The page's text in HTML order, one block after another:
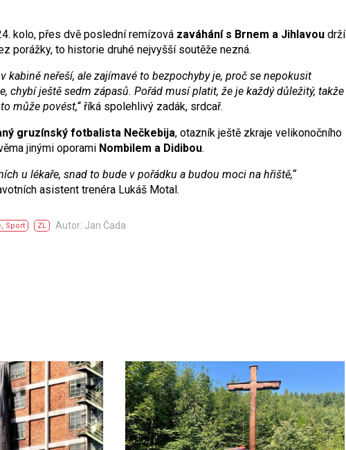
kolo, přes dvě poslední remízová zaváhání s Brnem a Jihlavou drží
porážky, to historie druhé nejvyšší soutěže nezná.
kabině neřeší, ale zajímavé to bezpochyby je, proč se nepokusit
chybí ještě sedm zápasů. Pořád musí platit, že je každý důležitý, takže
může povést,“ říká spolehlivý zadák, srdcař.
gruzínský fotbalista Nečkebija, otazník ještě zkraje velikonočního
jinými oporami Nombilem a Didibou.
u lékaře, snad to bude v pořádku a budou moci na hřiště,“
asistent trenéra Lukáš Motal.
, Sport ZL Autor: Jan Čada